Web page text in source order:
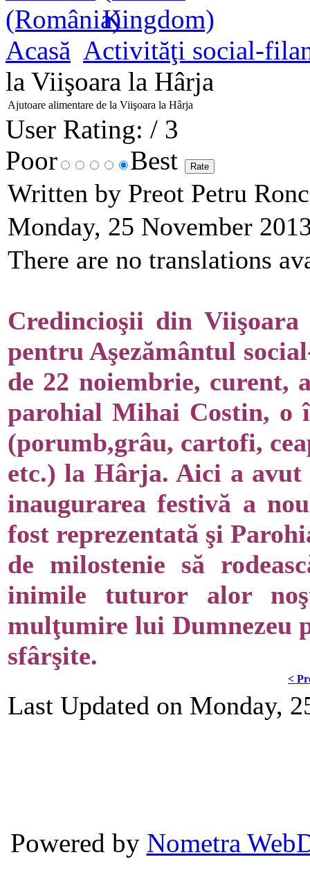
Acasă Activităţi social-
la Viişoara la Hârja
Ajutoare alimentare de la Viişoara la Hârja
User Rating: / 3
Poor
Best
Written by Preot Petru
Monday, 25 November
There are no translations
Credincioşii din
pentru Aşezământul
de 22 noiembrie, curent,
parohial Mihai Costin, o
(porumb,grâu, cartofi,
etc.) la Hârja. Aici a avut
inaugurarea festivă a
fost reprezentată şi
de milostenie să
inimile tuturor alor
mulţumire lui Dumnezeu
sfârşite.
<
Last Updated on Monday,
Powered by Nometra